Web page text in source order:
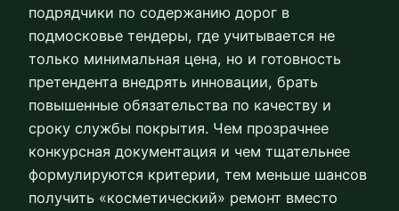
подрядчики по содержанию дорог в
подмосковье тендеры, где учитывается не
только минимальная цена, но и готовность
претендента внедрять инновации, брать
повышенные обязательства по качеству и
сроку службы покрытия. Чем прозрачнее
конкурсная документация и чем тщательнее
формулируются критерии, тем меньше шансов
получить «косметический» ремонт вместо